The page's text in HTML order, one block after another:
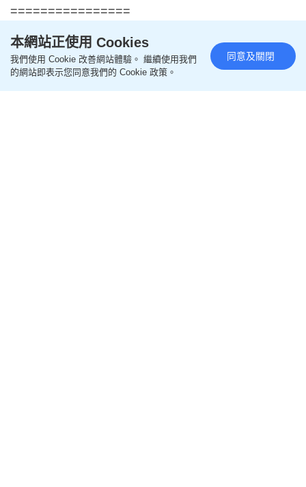
================
更多親子教養相關文章
即likeOh爸媽FB，緊貼一手親子資訊
本網站正使用 Cookies
我們使用 Cookie 改善網站體驗。 繼續使用我們
的網站即表示您同意我們的 Cookie 政策。
同意及關閉